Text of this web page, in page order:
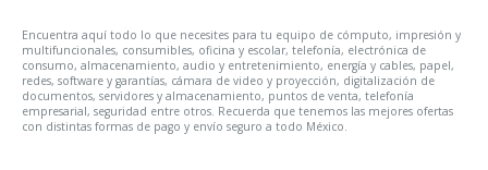
Encuentra aquí todo lo que necesites para tu equipo de cómputo, impresión y
multifuncionales, consumibles, oficina y escolar, telefonía, electrónica de
consumo, almacenamiento, audio y entretenimiento, energía y cables, papel,
redes, software y garantías, cámara de video y proyección, digitalización de
documentos, servidores y almacenamiento, puntos de venta, telefonía
empresarial, seguridad entre otros. Recuerda que tenemos las mejores ofertas
con distintas formas de pago y envío seguro a todo México.